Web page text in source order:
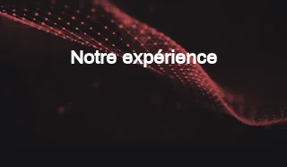
Notre expérience